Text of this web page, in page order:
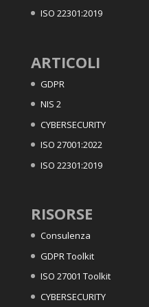
ISO 22301:2019
ARTICOLI
GDPR
NIS 2
CYBERSECURITY
ISO 27001:2022
ISO 22301:2019
RISORSE
Consulenza
GDPR Toolkit
ISO 27001 Toolkit
CYBERSECURITY